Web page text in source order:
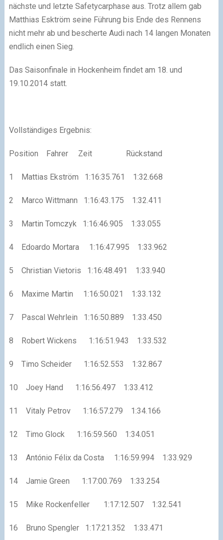
nächste und letzte Safetycarphase aus. Trotz allem gab
Matthias Esktröm seine Führung bis Ende des Rennens
nicht mehr ab und bescherte Audi nach 14 langen Monaten
endlich einen Sieg.
Das Saisonfinale in Hockenheim findet am 18. und
19.10.2014 statt.
Vollständiges Ergebnis:
Position Fahrer Zeit Rückstand
1 Mattias Ekström 1:16:35.761 1:32.668
2 Marco Wittmann 1:16:43.175 1:32.411
3 Martin Tomczyk 1:16:46.905 1:33.055
4 Edoardo Mortara 1:16:47.995 1:33.962
5 Christian Vietoris 1:16:48.491 1:33.940
6 Maxime Martin 1:16:50.021 1:33.132
7 Pascal Wehrlein 1:16:50.889 1:33.450
8 Robert Wickens 1:16:51.943 1:33.532
9 Timo Scheider 1:16:52.553 1:32.867
10 Joey Hand 1:16:56.497 1:33.412
11 Vitaly Petrov 1:16:57.279 1:34.166
12 Timo Glock 1:16:59.560 1:34.051
13 António Félix da Costa 1:16:59.994 1:33.929
14 Jamie Green 1:17:00.769 1:33.254
15 Mike Rockenfeller 1:17:12.507 1:32.541
16 Bruno Spengler 1:17:21.352 1:33.471